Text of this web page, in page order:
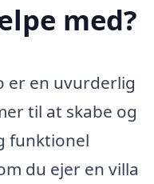
med?
er en uvurderlig
til at skabe og
funktionel
du ejer en villa